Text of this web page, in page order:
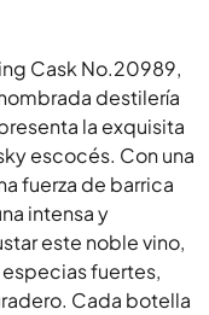
Cask No.20989,
destilería
la exquisita
escocés. Con una
fuerza de barrica
intensa y
este noble vino,
fuertes,
Cada botella